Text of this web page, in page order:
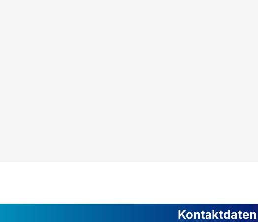
Kontaktdaten